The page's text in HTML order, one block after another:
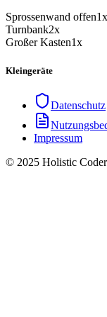
Sprossenwand offen1x
Turnbank2x
Großer Kasten1x
Kleingeräte
Datenschutz
Impressum
© 2025 Holistic